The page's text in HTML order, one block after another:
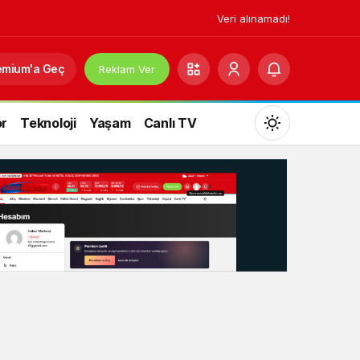
Veri alınamadı!
Geç Reklam Ver
Teknoloji Yaşam Canlı TV
Mod
değiştir
Gündüz Modu
Gündüz modunu seçin.